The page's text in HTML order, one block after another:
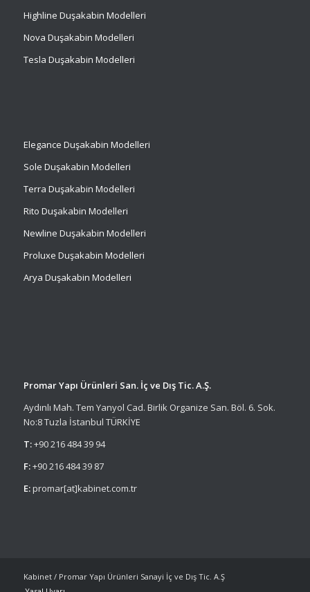
Highline Duşakabin Modelleri
Nova Duşakabin Modelleri
Tesla Duşakabin Modelleri
Elegance Duşakabin Modelleri
Sole Duşakabin Modelleri
Terra Duşakabin Modelleri
Rito Duşakabin Modelleri
Newline Duşakabin Modelleri
Proluxe Duşakabin Modelleri
Arya Duşakabin Modelleri
Promar Yapı Ürünleri San. İç ve Dış Tic. A.Ş.
Aydınlı Mah. Tem Yanyol Cad. Birlik Organize San. Böl. 6. Sok.
No:8 Tuzla İstanbul TÜRKİYE
T:+90 216 484 39 94
F:+90 216 484 39 87
E:promar[at]kabinet.com.tr
Kabinet / Promar Yapı Ürünleri Sanayi İç ve Dış Tic. A.Ş